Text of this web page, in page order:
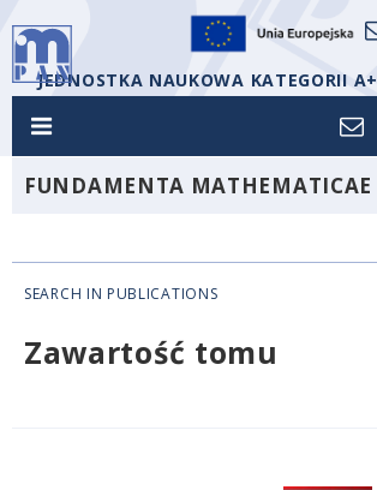
JEDNOSTKA NAUKOWA KATEGORII A+
FUNDAMENTA MATHEMATICAE
SEARCH IN PUBLICATIONS
Zawartość tomu